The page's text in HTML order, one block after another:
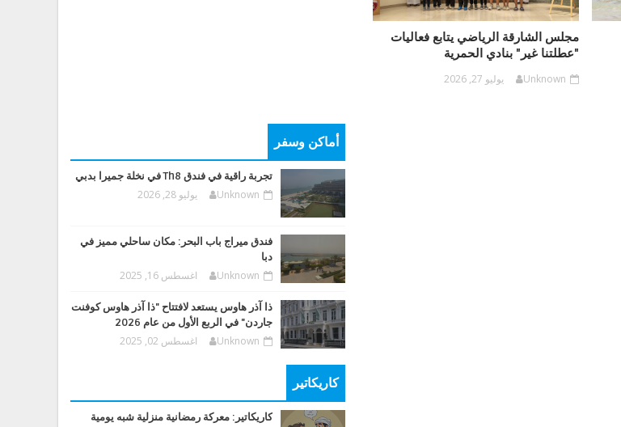
مجلس الشارقة الرياضي يتابع فعاليات
"عطلتنا غير" بنادي الحمرية
Unknown يوليو 27, 2026
أماكن وسفر
تجربة راقية في فندق Th8 في نخلة جميرا بدبي
Unknown يوليو 28, 2026
فندق ميراج باب البحر: مكان ساحلي مميز في
دبا
Unknown اغسطس 16, 2025
ذا آذر هاوس يستعد لافتتاح "ذا آذر هاوس كوفنت
جاردن" في الربع الأول من عام 2026
Unknown اغسطس 02, 2025
كاريكاتير
كاريكاتير: معركة رمضانية منزلية شبه يومية